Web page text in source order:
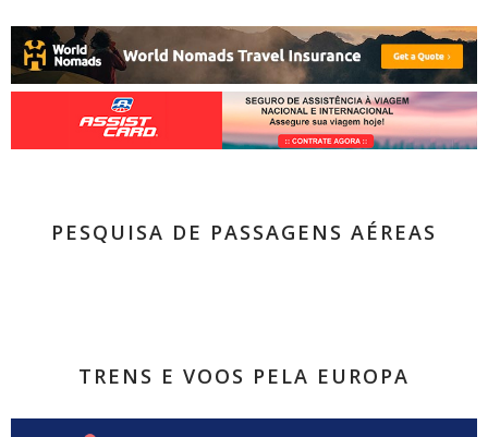
PESQUISA DE PASSAGENS AÉREAS
TRENS E VOOS PELA EUROPA